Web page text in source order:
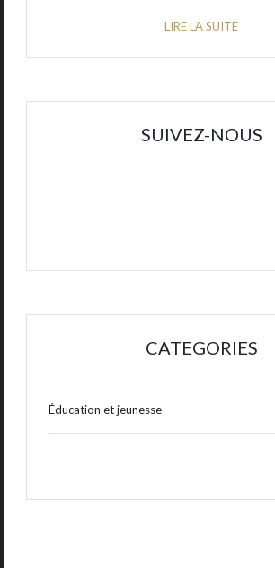
LIRE LA SUITE
SUIVEZ-NOUS
CATEGORIES
Éducation et jeunesse